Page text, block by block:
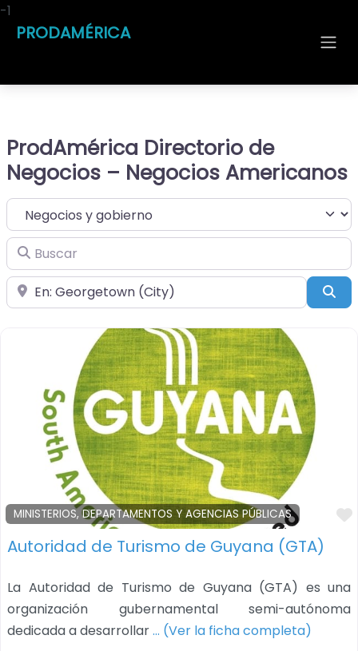
PRODAMÉRICA
ProdAmérica Directorio de
Negocios – Negocios Americanos
Seleccionar el formulario de búsqueda
Buscar
Cerca de
MINISTERIOS, DEPARTAMENTOS Y AGENCIAS PÚBLICAS
Autoridad de Turismo de Guyana (GTA)
La Autoridad de Turismo de Guyana (GTA) es una
organización gubernamental semi-autónoma
dedicada a desarrollar… (Ver la ficha completa)
-1